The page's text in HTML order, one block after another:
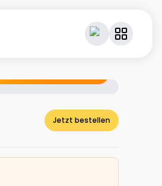
Jetzt bestellen